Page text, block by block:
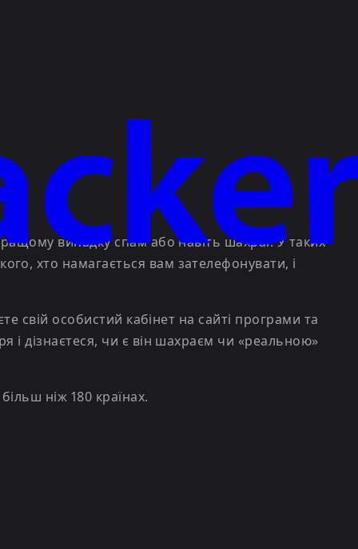
випадку спам або навіть шахраї. У таких
хто намагається вам зателефонувати, і
свій особистий кабінет на сайті програми та
і дізнаєтеся, чи є він шахраєм чи «реальною»
ніж 180 країнах.